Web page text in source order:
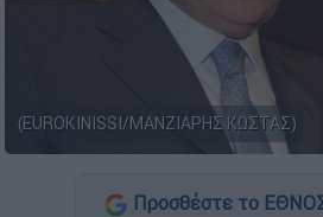
(EUROKINISSI/ΜΑΝΖΙΑΡΗΣ ΚΩΣΤΑΣ)
Προσθέστε το